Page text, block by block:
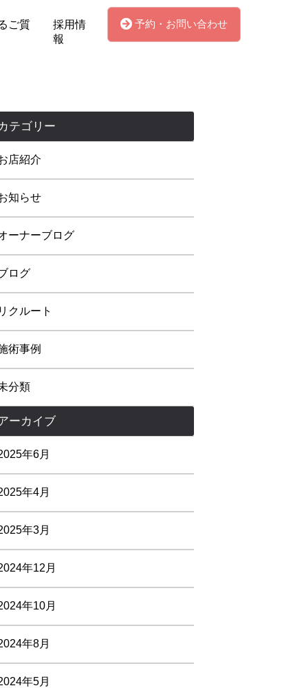
ご質
採用情
報
予約・お問い合わせ
テゴリー
店紹介
知らせ
ーナーブログ
ログ
リクルート
術事例
分類
ーカイブ
年6月
年4月
年3月
年12月
年10月
年8月
年5月